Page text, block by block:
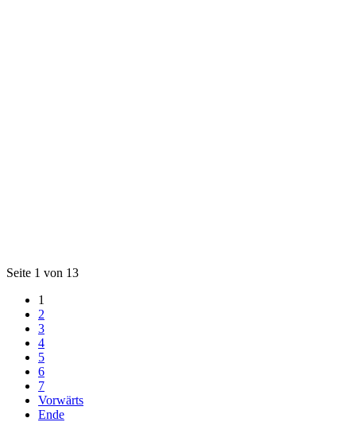
Seite 1 von 13
1
2
3
4
5
6
7
Vorwärts
Ende